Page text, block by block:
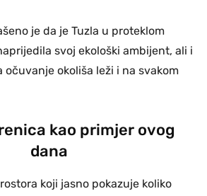
je da je Tuzla u proteklom
svoj ekološki ambijent, ali i
očuvanje okoliša leži i na svakom
kao primjer ovog
dana
koji jasno pokazuje koliko